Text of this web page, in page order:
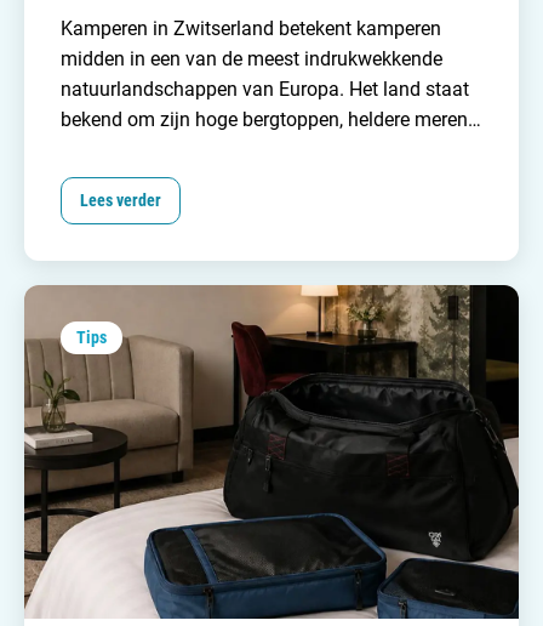
Kamperen in Zwitserland betekent kamperen
midden in een van de meest indrukwekkende
natuurlandschappen van Europa. Het land staat
bekend om zijn hoge bergtoppen, heldere meren
geweldige plek om te kamperen! Of je nu kiest
voor een camping aan een meer, in een bergdal
Lees verder
Tips